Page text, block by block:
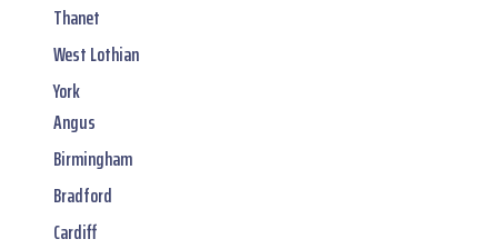
Thanet
West Lothian
York
Angus
Birmingham
Bradford
Cardiff